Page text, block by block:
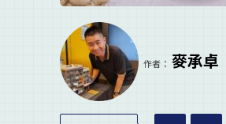
作者： 麥承卓